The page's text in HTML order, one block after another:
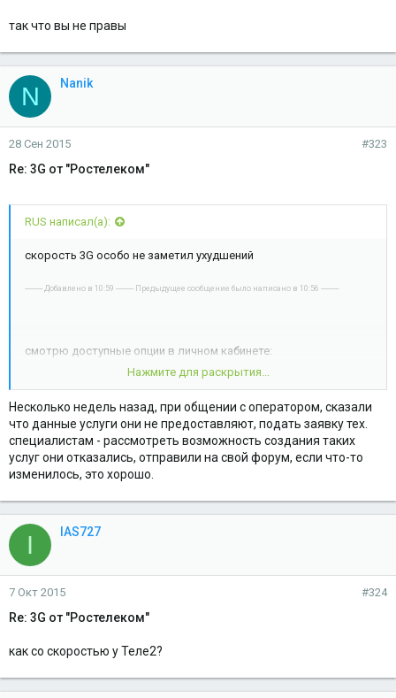
так что вы не правы
N Nanik
28 Сен 2015 #323
Re: 3G от "Ростелеком"
RUS написал(а):
скорость 3G особо не заметил ухудшений
---------- Добавлено в 10:59 ---------- Предыдущее сообщение было написано в 10:56 ----------
смотрю доступные опции в личном кабинете:
Запрет получения "Пополни мой счет"
Везде ноль
Я на связи
Запрет Мобильного перевода
Добавить скорость
Определитель умышленно скрытых номеров
Добавить скорость (сутки)
Доставка документов по почтовому адресу
Скидка на МН роуминг
так что вы не правы
Нажмите для раскрытия...
Несколько недель назад, при общении с оператором, сказали
что данные услуги они не предоставляют, подать заявку тех.
специалистам - рассмотреть возможность создания таких
услуг они отказались, отправили на свой форум, если что-то
изменилось, это хорошо.
I IAS727
7 Окт 2015 #324
Re: 3G от "Ростелеком"
как со скоростью у Теле2?